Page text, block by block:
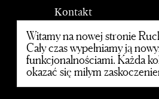
Kontakt
PWM
© 2020 Polskie
Witamy na nowej stronie
Cały czas wypełniamy ją
funkcjonalnościami. Każda
okazać się miłym